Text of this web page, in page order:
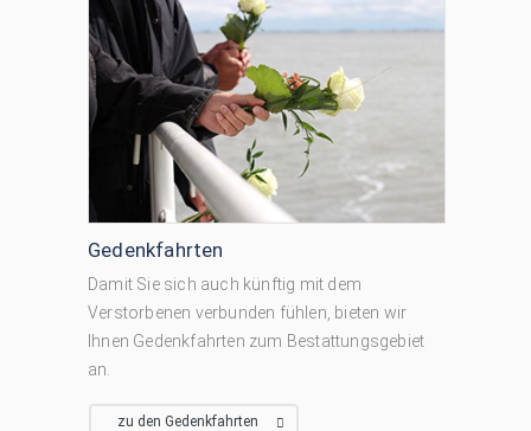
Gedenkfahrten
Damit Sie sich auch künftig mit dem
Verstorbenen verbunden fühlen, bieten wir
Ihnen Gedenkfahrten zum Bestattungsgebiet
an.
zu den Gedenkfahrten